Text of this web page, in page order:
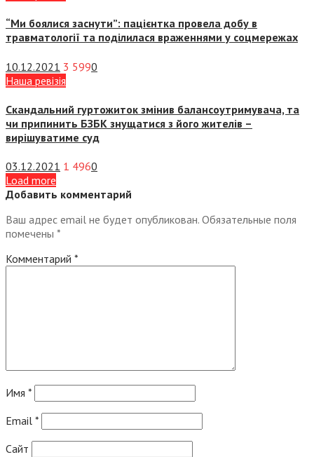
“Ми боялися заснути”: пацієнтка провела добу в
травматології та поділилася враженнями у соцмережах
10.12.2021 3 5990
Наша ревізія
Скандальний гуртожиток змінив балансоутримувача, та
чи припинить БЗБК знущатися з його жителів –
вирішуватиме суд
03.12.2021 1 4960
Load more
Добавить комментарий
Ваш адрес email не будет опубликован. Обязательные поля
помечены *
Комментарий *
Имя *
Email *
Сайт